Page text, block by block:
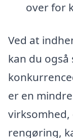
over for
Ved at
kan du
er en
rengøring,